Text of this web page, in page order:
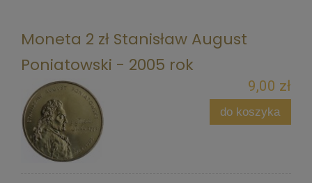
Moneta 2 zł Stanisław August
Poniatowski - 2005 rok
9,00 zł
do koszyka